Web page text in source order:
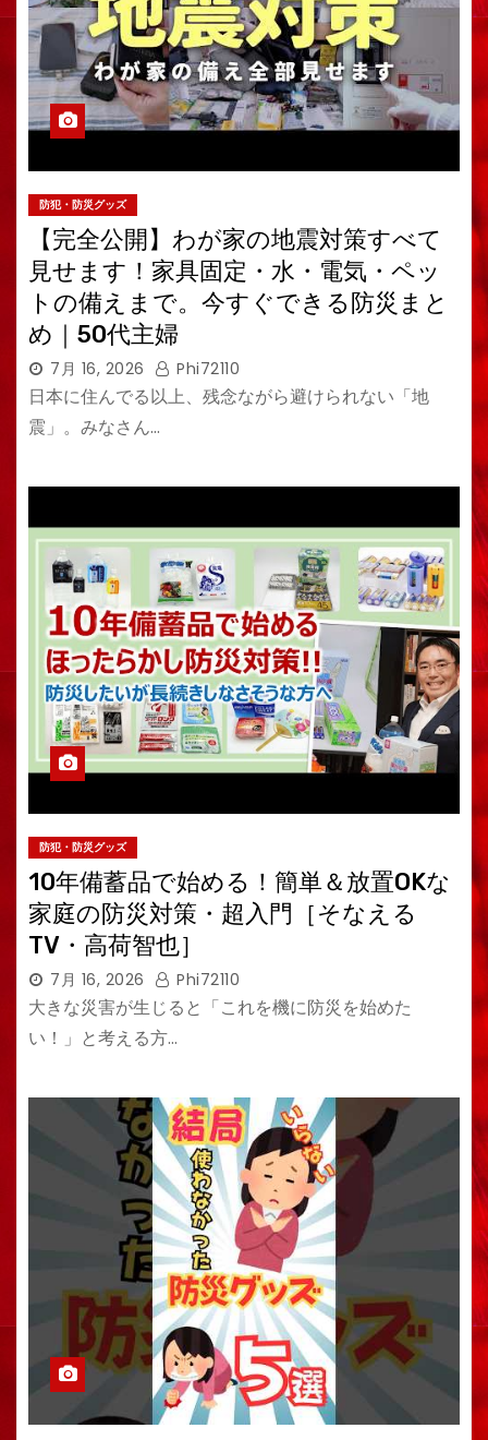
防犯・防災グッズ
【完全公開】わが家の地震対策すべて
見せます！家具固定・水・電気・ペッ
トの備えまで。今すぐできる防災まと
め｜50代主婦
7月 16, 2026 Phi72110
日本に住んでる以上、残念ながら避けられない「地
震」。みなさん…
防犯・防災グッズ
10年備蓄品で始める！簡単＆放置OKな
家庭の防災対策・超入門［そなえる
TV・高荷智也］
7月 16, 2026 Phi72110
大きな災害が生じると「これを機に防災を始めた
い！」と考える方…